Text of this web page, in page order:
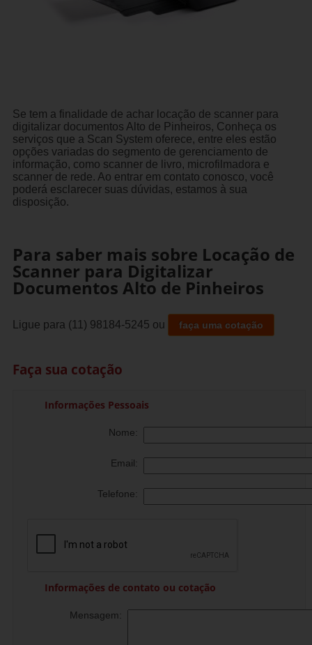
Se tem a finalidade de achar locação de scanner para
digitalizar documentos Alto de Pinheiros, Conheça os
serviços que a Scan System oferece, entre eles estão
opções variadas do segmento de gerenciamento de
informação, como scanner de livro, microfilmadora e
scanner de rede. Ao entrar em contato conosco, você
poderá esclarecer suas dúvidas, estamos à sua
disposição.
Para saber mais sobre Locação de
Scanner para Digitalizar
Documentos Alto de Pinheiros
Ligue para (11) 98184-5245 ou faça uma cotação
Faça sua cotação
Informações Pessoais
Nome:
Email:
Telefone:
Informações de contato ou cotação
Mensagem: